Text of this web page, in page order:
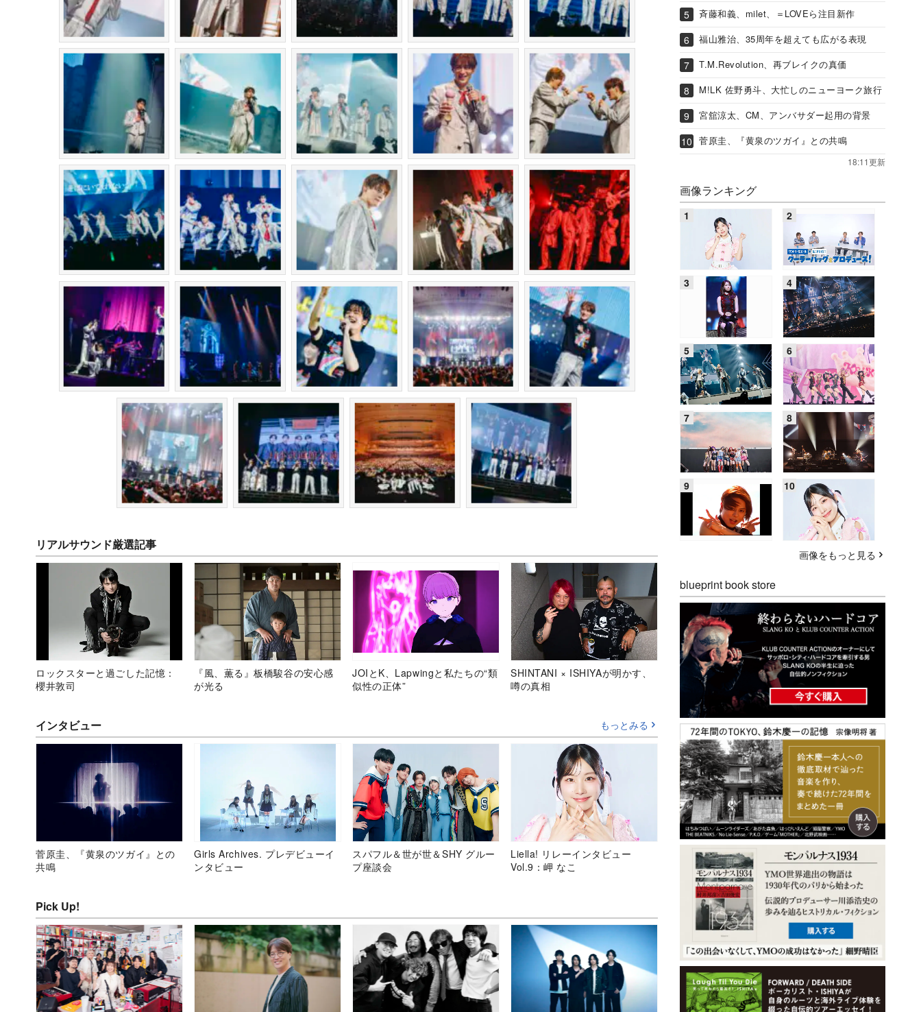
リアルサウンド厳選記事
ロックスターと過ごした記憶：
櫻井敦司
『風、薫る』板橋駿谷の安心感
が光る
JOIとK、Lapwingと私たちの“類
似性の正体”
SHINTANI × ISHIYAが明かす、
噂の真相
インタビュー もっとみる
菅原圭、『黄泉のツガイ』との
共鳴
Girls Archives. プレデビューイ
ンタビュー
スパフル＆世が世＆SHY グルー
プ座談会
Liella! リレーインタビュー
Vol.9：岬 なこ
Pick Up!
斉藤和義、milet、＝LOVEら注目新作
福山雅治、35周年を超えても広がる表現
T.M.Revolution、再ブレイクの真価
M!LK 佐野勇斗、大忙しのニューヨーク旅行
宮舘涼太、CM、アンバサダー起用の背景
菅原圭、『黄泉のツガイ』との共鳴
18:11更新
画像ランキング
画像をもっと見る
blueprint book store